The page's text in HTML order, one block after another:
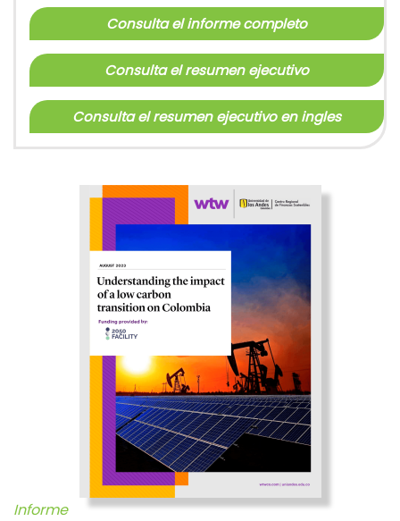
Consulta el informe completo
Consulta el resumen ejecutivo
Consulta el resumen ejecutivo en ingles
Informe